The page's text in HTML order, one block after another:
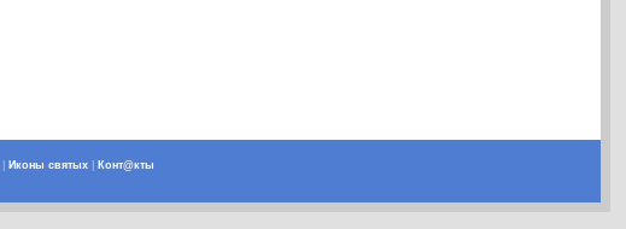
Иконы святых Конт@кты